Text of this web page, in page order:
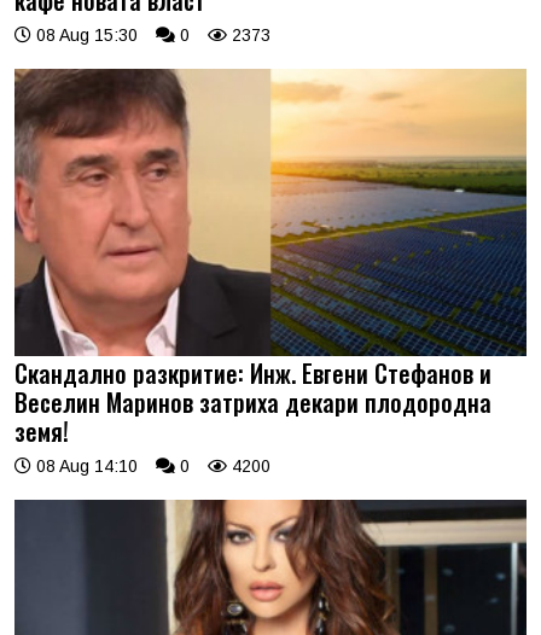
08 Aug 15:30 0 2373
Скандално разкритие: Инж. Евгени Стефанов и
Веселин Маринов затриха декари плодородна
земя!
08 Aug 14:10 0 4200